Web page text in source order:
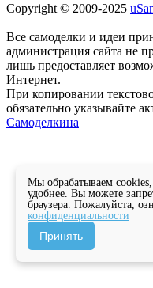
Copyright © 2009-2025
Все самоделки и идеи
администрация сайта не
лишь предоставляет
Интернет.
При копировании
обязательно указывайте
Самоделкина
Мы обрабатываем
удобнее. Вы можете
браузера. Пожалуйста,
конфиденциальности
Принять